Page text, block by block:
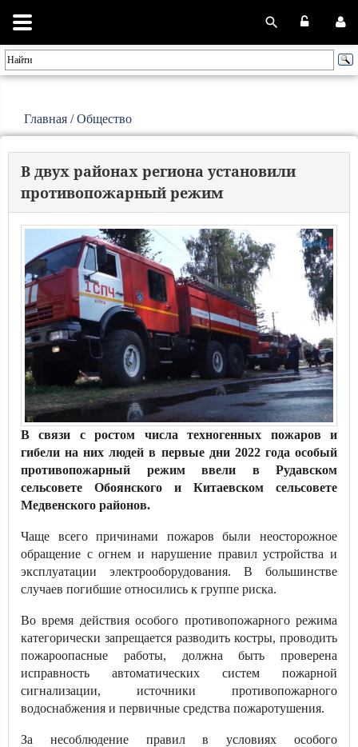
Главная /Общество
В двух районах региона установили
противопожарный режим
В связи с ростом числа техногенных пожаров и
гибели на них людей в первые дни 2022 года особый
противопожарный режим ввели в Рудавском
сельсовете Обоянского и Китаевском сельсовете
Медвенского районов.
Чаще всего причинами пожаров были неосторожное
обращение с огнем и нарушение правил устройства и
эксплуатации электрооборудования. В большинстве
случаев погибшие относились к группе риска.
Во время действия особого противопожарного режима
категорически запрещается разводить костры, проводить
пожароопасные работы, должна быть проверена
исправность автоматических систем пожарной
сигнализации, источники противопожарного
водоснабжения и первичные средства пожаротушения.
За несоблюдение правил в условиях особого